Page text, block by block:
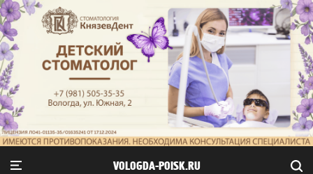
VOLOGDA-POISK.RU